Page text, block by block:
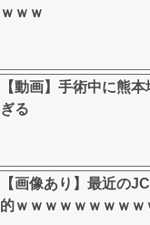
ｗｗｗ
【動画】手術中に熊
ぎる
【画像あり】最近の
的ｗｗｗｗｗｗｗｗｗ